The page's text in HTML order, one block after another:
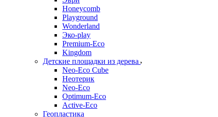
Honeycomb
Playground
Wonderland
Эко-play
Premium-Eco
Kingdom
Детские площадки из дерева
Neo-Eco Cube
Неотерик
Neo-Eco
Оptimum-Еco
Active-Eco
Геопластика